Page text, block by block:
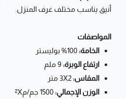
أنيق يناسب مختلف غرف المنزل.
المواصفات
الخامة:
ارتفاع الوبرة:
المقاس:
الوزن الإجمالي: